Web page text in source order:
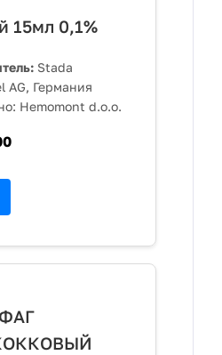
15мл 0,1%
Stada
AG, Германия
Hemomont d.o.o.